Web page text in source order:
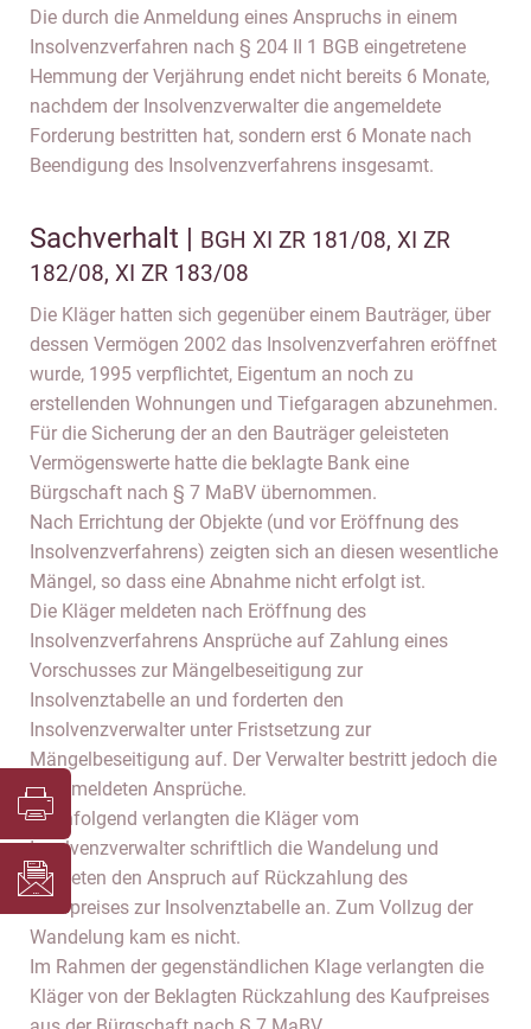
Die durch die Anmeldung eines Anspruchs in einem
Insolvenzverfahren nach § 204 II 1 BGB eingetretene
Hemmung der Verjährung endet nicht bereits 6 Monate,
nachdem der Insolvenzverwalter die angemeldete
Forderung bestritten hat, sondern erst 6 Monate nach
Beendigung des Insolvenzverfahrens insgesamt.
Sachverhalt | BGH XI ZR 181/08, XI ZR
182/08, XI ZR 183/08
Die Kläger hatten sich gegenüber einem Bauträger, über
dessen Vermögen 2002 das Insolvenzverfahren eröffnet
wurde, 1995 verpflichtet, Eigentum an noch zu
erstellenden Wohnungen und Tiefgaragen abzunehmen.
Für die Sicherung der an den Bauträger geleisteten
Vermögenswerte hatte die beklagte Bank eine
Bürgschaft nach § 7 MaBV übernommen.
Nach Errichtung der Objekte (und vor Eröffnung des
Insolvenzverfahrens) zeigten sich an diesen wesentliche
Mängel, so dass eine Abnahme nicht erfolgt ist.
Die Kläger meldeten nach Eröffnung des
Insolvenzverfahrens Ansprüche auf Zahlung eines
Vorschusses zur Mängelbeseitigung zur
Insolvenztabelle an und forderten den
Insolvenzverwalter unter Fristsetzung zur
Mängelbeseitigung auf. Der Verwalter bestritt jedoch die
angemeldeten Ansprüche.
Nachfolgend verlangten die Kläger vom
Insolvenzverwalter schriftlich die Wandelung und
meldeten den Anspruch auf Rückzahlung des
Kaufpreises zur Insolvenztabelle an. Zum Vollzug der
Wandelung kam es nicht.
Im Rahmen der gegenständlichen Klage verlangten die
Kläger von der Beklagten Rückzahlung des Kaufpreises